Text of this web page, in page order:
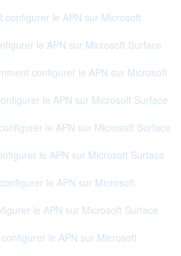
configurer le APN sur Microsoft
le APN sur Microsoft Surface
configurer le APN sur Microsoft
le APN sur Microsoft Surface
le APN sur Microsoft Surface
le APN sur Microsoft Surface
le APN sur Microsoft
le APN sur Microsoft Surface
le APN sur Microsoft